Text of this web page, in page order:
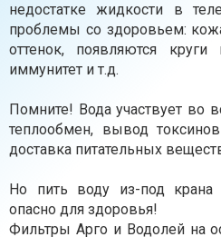
недостатке жидкости в
проблемы со здоровьем:
оттенок, появляются круги
иммунитет и т.д.
Помните! Вода участвует во
теплообмен, вывод
доставка питательных
Но пить воду из-под крана
опасно для здоровья! ⠀
Фильтры Арго и Водолей на